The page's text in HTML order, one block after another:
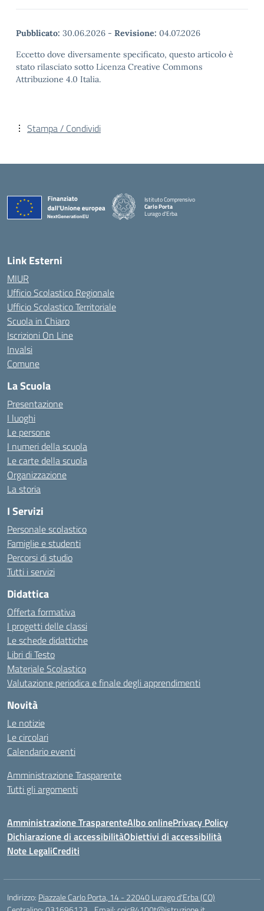
Pubblicato: 30.06.2026 - Revisione: 04.07.2026
Eccetto dove diversamente specificato, questo articolo è
stato rilasciato sotto Licenza Creative Commons
Attribuzione 4.0 Italia.
Stampa / Condividi
Istituto Comprensivo
Carlo Porta
Lurago d'Erba
— Visita la pagina iniziale della scuola
Link Esterni
MIUR
Ufficio Scolastico Regionale
Ufficio Scolastico Territoriale
Scuola in Chiaro
Iscrizioni On Line
Invalsi
Comune
La Scuola
Presentazione
I luoghi
Le persone
I numeri della scuola
Le carte della scuola
Organizzazione
La storia
I Servizi
Personale scolastico
Famiglie e studenti
Percorsi di studio
Tutti i servizi
Didattica
Offerta formativa
I progetti delle classi
Le schede didattiche
Libri di Testo
Materiale Scolastico
Valutazione periodica e finale degli apprendimenti
Novità
Le notizie
Le circolari
Calendario eventi
Amministrazione Trasparente
Tutti gli argomenti
Amministrazione TrasparenteAlbo onlinePrivacy Policy
Dichiarazione di accessibilitàObiettivi di accessibilità
Note LegaliCrediti
Indirizzo: Piazzale Carlo Porta, 14 - 22040 Lurago d'Erba (CO)